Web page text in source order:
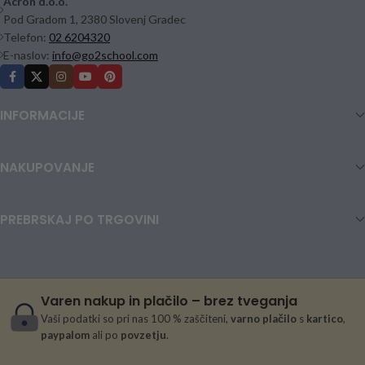
Pod Gradom 1, 2380 Slovenj Gradec
Telefon: 02 6204320
E-naslov: info@go2school.com
INFORMACIJE
NAKUPOVANJE
PREBRSKAJ PO TRGOVINI
Varen nakup in plačilo – brez tveganja
Vaši podatki so pri nas 100 % zaščiteni, varno plačilo s kartico,
paypalom ali po povzetju.